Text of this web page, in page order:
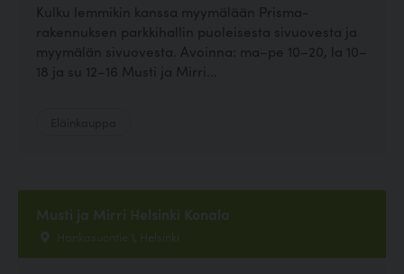
Kulku lemmikin kanssa myymälään Prisma-
rakennuksen parkkihallin puoleisesta sivuovesta ja
myymälän sivuovesta. Avoinna: ma–pe 10–20, la 10–
18 ja su 12–16 Musti ja Mirri...
Musti ja Mirri Helsinki Konala
Hankasuontie 1, Helsinki